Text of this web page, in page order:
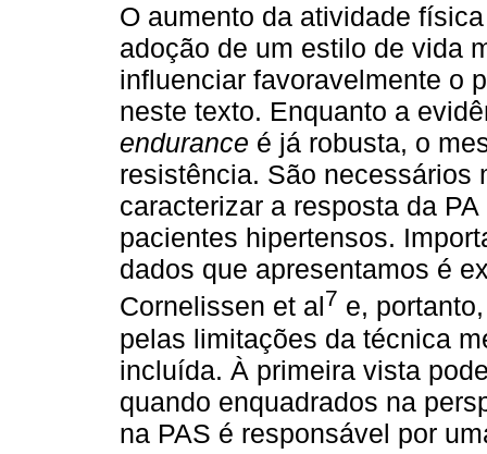
O aumento da atividade
adoção de um estilo de vida
influenciar favoravelmente o
neste texto. Enquanto a
endurance é já robusta, o
resistência. São necessários
caracterizar a resposta da
pacientes hipertensos.
dados que apresentamos é
Cornelissen et al7 e,
pelas limitações da técnica
incluída. À primeira vista
quando enquadrados na
na PAS é responsável por